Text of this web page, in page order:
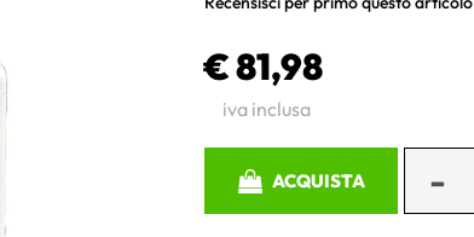
€ 81,98
iva inclusa
ACQUISTA